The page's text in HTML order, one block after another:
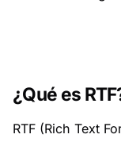
¿Qué es
RTF (Rich Text